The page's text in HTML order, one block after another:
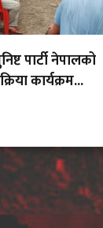
पार्टी नेपालको
कार्यक्रम...